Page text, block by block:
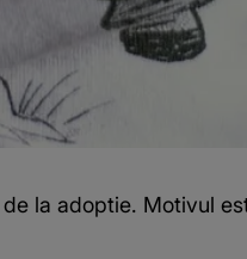
la adoptie. Motivul